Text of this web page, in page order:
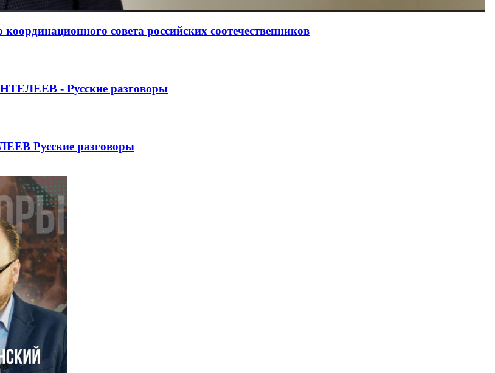
совета российских соотечественников
- Русские разговоры
Русские разговоры